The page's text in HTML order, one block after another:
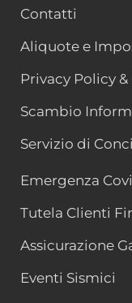
Contatti
Aliquote e
Privacy Policy
Scambio
Servizio di
Emergenza
Tutela Clienti
Assicurazione
Eventi Sismici